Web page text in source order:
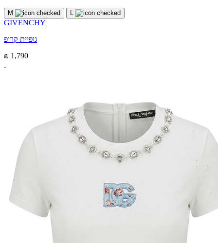
M
GIVENCHY
גופיית קרופ
₪ 1,790